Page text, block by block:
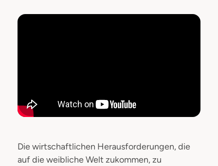
Die wirtschaftlichen Herausforderungen, die
auf die weibliche Welt zukommen, zu